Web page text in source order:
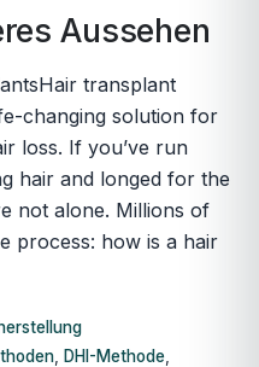
Aussehen
transplant
changing solution for
loss. If you’ve run
hair and longed for the
not alone. Millions of
process: how is a hair
, DHI-Methode,